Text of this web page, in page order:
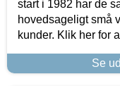
start i 1982 har de
hovedsageligt små
kunder. Klik her for
Se